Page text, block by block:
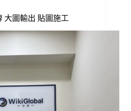
大圖輸出 貼圖施工